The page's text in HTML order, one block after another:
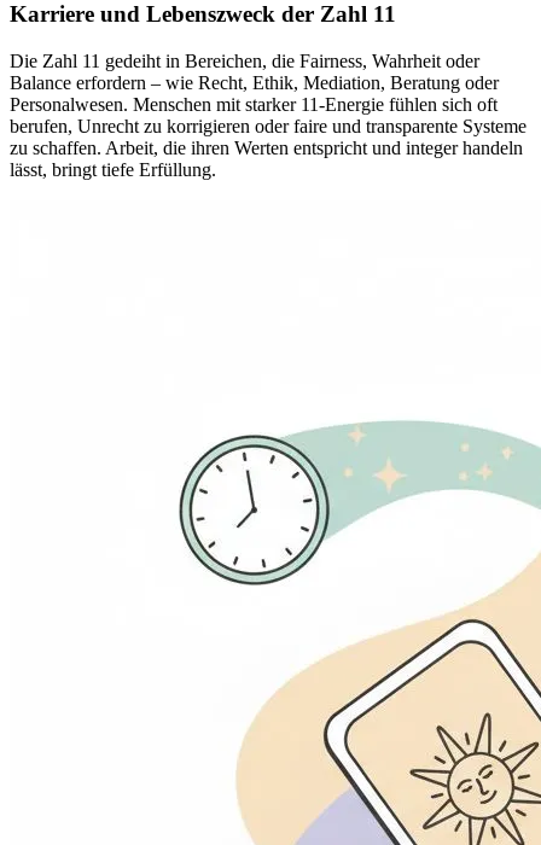
Karriere und Lebenszweck der Zahl 11
Die Zahl 11 gedeiht in Bereichen, die Fairness, Wahrheit oder
Balance erfordern – wie Recht, Ethik, Mediation, Beratung oder
Personalwesen. Menschen mit starker 11-Energie fühlen sich oft
berufen, Unrecht zu korrigieren oder faire und transparente Systeme
zu schaffen. Arbeit, die ihren Werten entspricht und integer handeln
lässt, bringt tiefe Erfüllung.